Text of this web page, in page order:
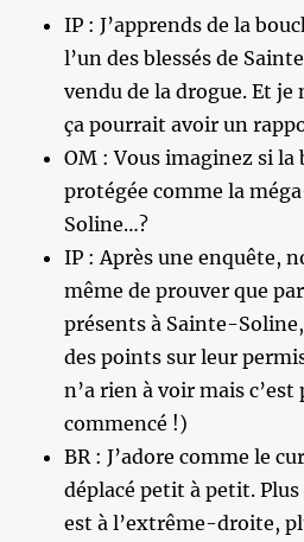
IP : J’apprends de la
l’un des blessés de
vendu de la drogue. Et je
ça pourrait avoir un
OM : Vous imaginez si
protégée comme la
Soline…?
IP : Après une enquête,
même de prouver que
présents à Sainte-
des points sur leur
n’a rien à voir mais c’est
commencé !)
BR : J’adore comme le
déplacé petit à petit.
est à l’extrême-droite,